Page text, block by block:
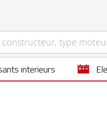
interieurs